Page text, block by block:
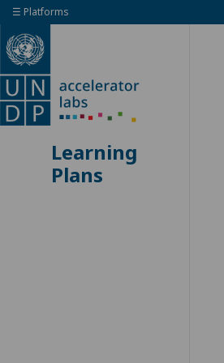
☰ Platforms
Learning
Plans